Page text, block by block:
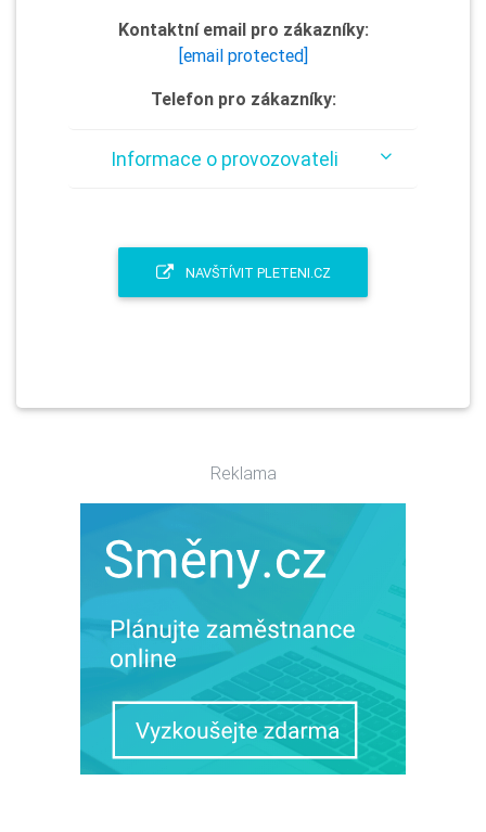
Kontaktní email pro zákazníky:
[email protected]
Telefon pro zákazníky:
Informace o provozovateli
NAVŠTÍVIT PLETENI.CZ
Reklama